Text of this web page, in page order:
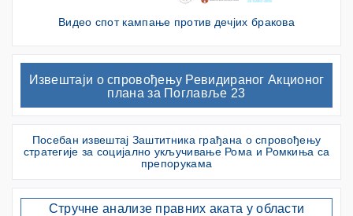
Видео спот кампање против дечјих бракова
Извештаји о спровођењу Ревидираног Акционог
плана за Поглавље 23
Посебан извештај Заштитника грађана о спровођењу
стратегије за социјално укључивање Рома и Ромкиња са
препорукама
Стручне анализе правних аката у области